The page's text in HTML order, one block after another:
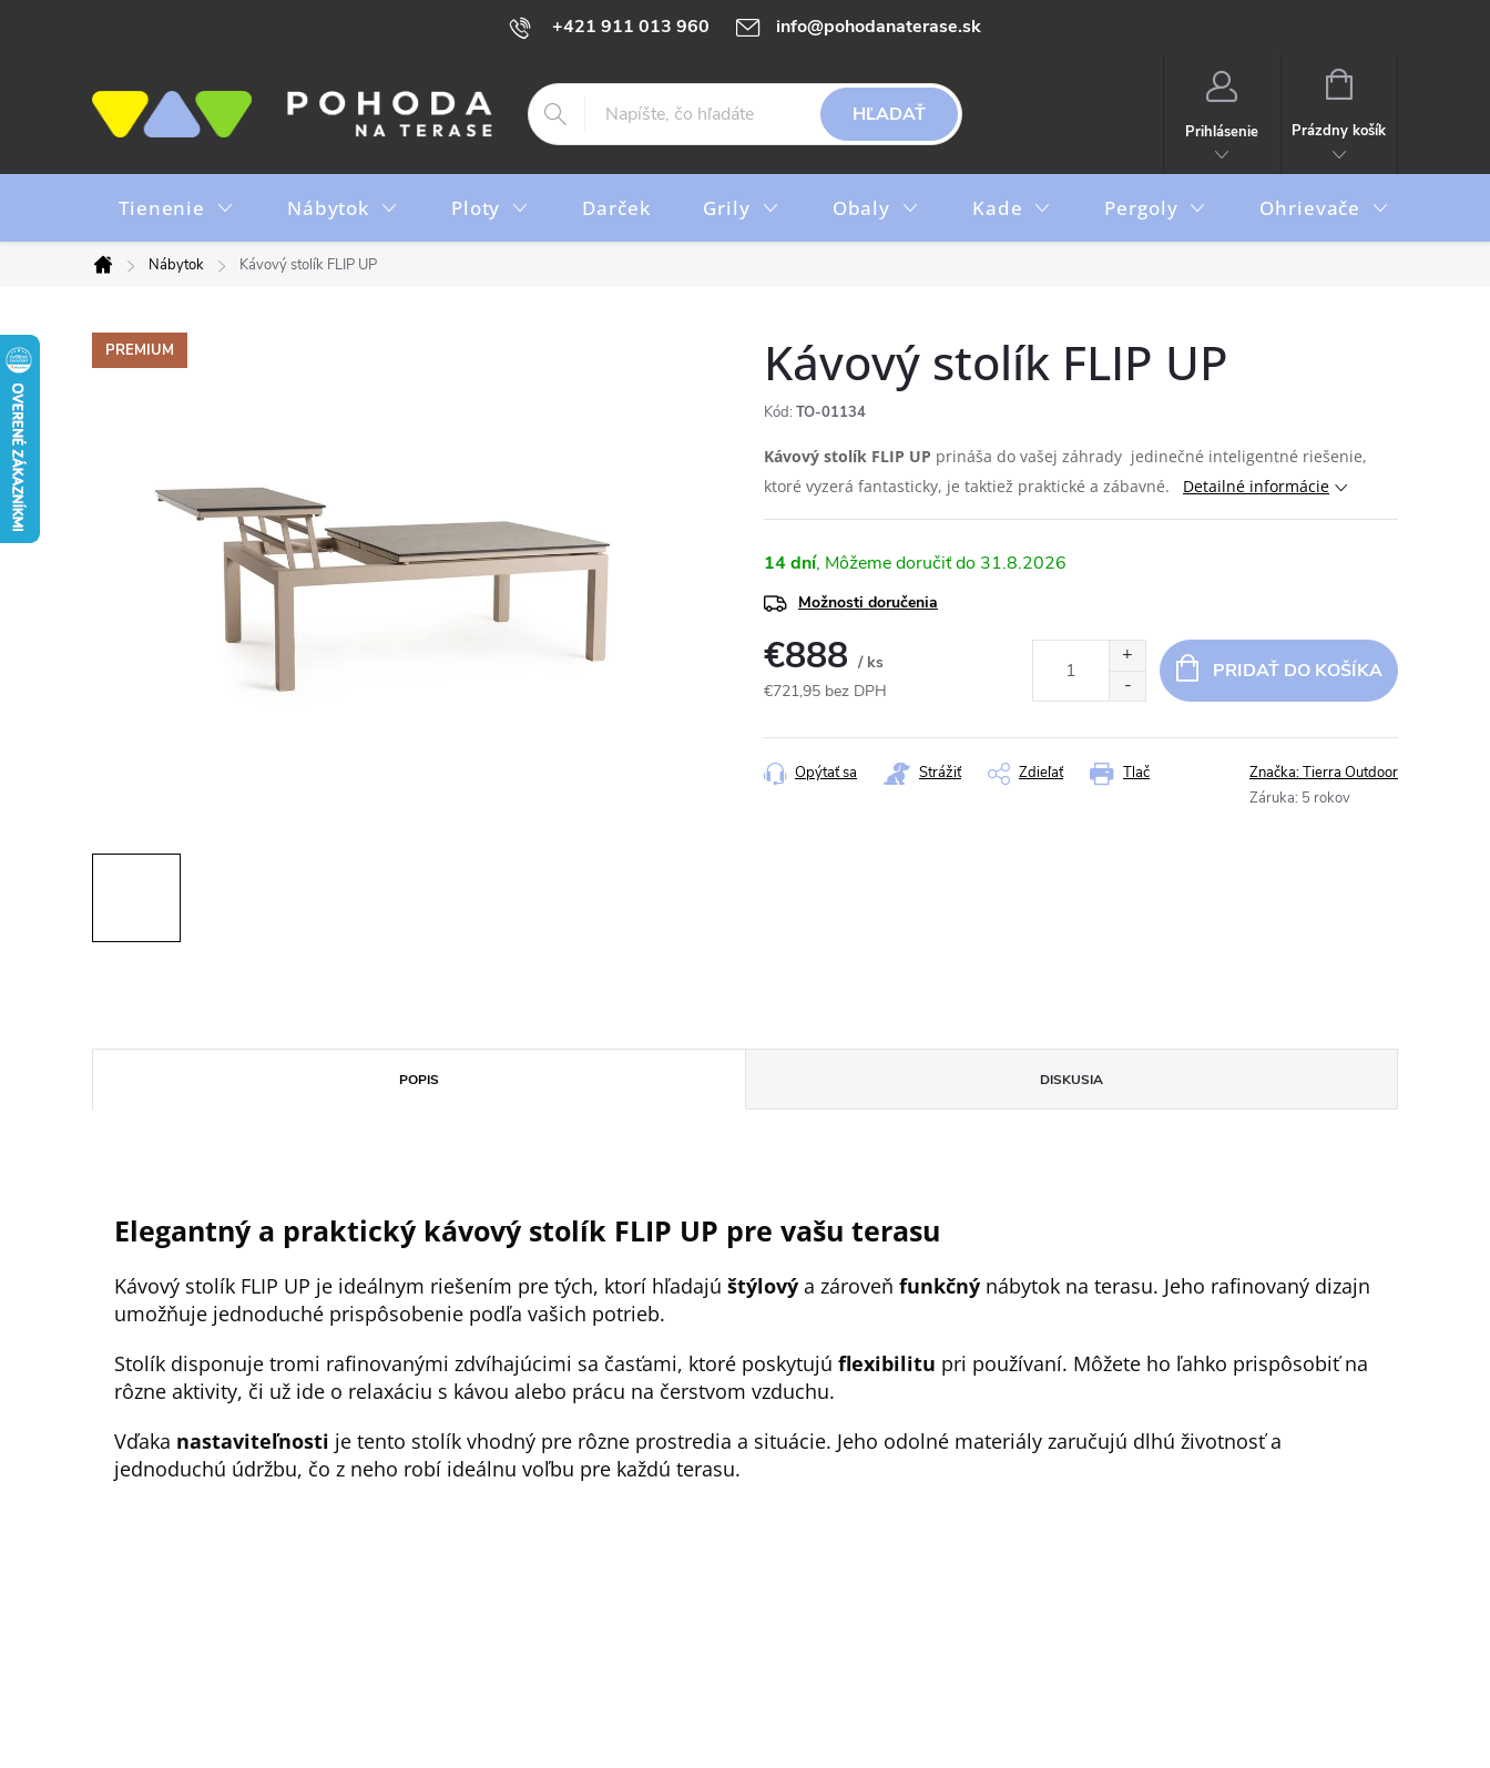
+421 911 013 960 info@pohodanaterase.sk
HĽADAŤ
Prihlásenie
NÁKUPNÝ
Prázdny košík
Tienenie Nábytok Ploty Darček Grily Obaly Kade Pergoly Ohrievače
Domov
Nábytok Kávový stolík FLIP UP
PREMIUM Kávový stolík FLIP UP
Kód: TO-01134
Kávový stolík FLIP UP prináša do vašej záhrady jedinečné inteligentné riešenie,
ktoré vyzerá fantasticky, je taktiež praktické a zábavné.
Detailné informácie
14 dní 31.8.2026
Možnosti doručenia
€888 / ks
€721,95 bez DPH
cena:
PRIDAŤ DO KOŠÍKA
Tlač
Opýtať sa Strážiť Zdieľať Značka:Tierra Outdoor
Záruka: 5 rokov
POPIS DISKUSIA
Elegantný a praktický kávový stolík FLIP UP pre vašu terasu
Kávový stolík FLIP UP je ideálnym riešením pre tých, ktorí hľadajú štýlový a zároveň funkčný nábytok na terasu. Jeho rafinovaný dizajn
umožňuje jednoduché prispôsobenie podľa vašich potrieb.
Stolík disponuje tromi rafinovanými zdvíhajúcimi sa časťami, ktoré poskytujú flexibilitu pri používaní. Môžete ho ľahko prispôsobiť na
rôzne aktivity, či už ide o relaxáciu s kávou alebo prácu na čerstvom vzduchu.
Vďaka nastaviteľnosti je tento stolík vhodný pre rôzne prostredia a situácie. Jeho odolné materiály zaručujú dlhú životnosť a
jednoduchú údržbu, čo z neho robí ideálnu voľbu pre každú terasu.